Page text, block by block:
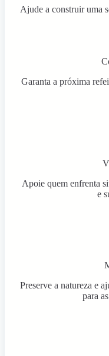
Ajude a construir uma
Garanta a próxima
Apoie quem enfrenta
e
Preserve a natureza e
para